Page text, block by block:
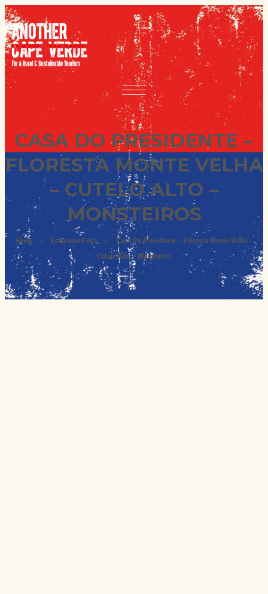
CASA DO PRESIDENTE –
FLORESTA MONTE VELHA
– CUTELO ALTO –
MONSTEIROS
Home EscursioniFogo
Casa Do Presidente – Floresta Monte Velha –
Cutelo Alto – Monsteiros